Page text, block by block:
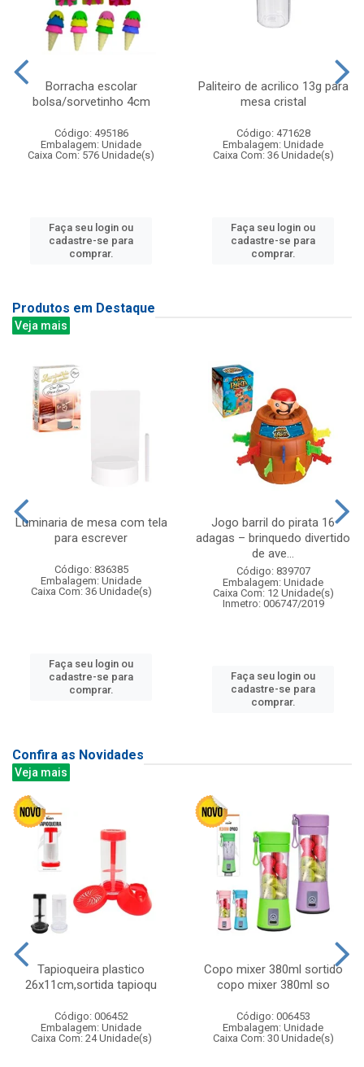
Borracha escolar
bolsa/sorvetinho 4cm
Código: 495186
Embalagem: Unidade
Caixa Com: 576 Unidade(s)
Faça seu login ou
cadastre-se para
comprar.
Paliteiro de acrilico 13g para
mesa cristal
Código: 471628
Embalagem: Unidade
Caixa Com: 36 Unidade(s)
Faça seu login ou
cadastre-se para
comprar.
Produtos em Destaque
Veja mais
Luminaria de mesa com tela
para escrever
Código: 836385
Embalagem: Unidade
Caixa Com: 36 Unidade(s)
Faça seu login ou
cadastre-se para
comprar.
Jogo barril do pirata 16
adagas – brinquedo divertido
de ave...
Código: 839707
Embalagem: Unidade
Caixa Com: 12 Unidade(s)
Inmetro: 006747/2019
Faça seu login ou
cadastre-se para
comprar.
Confira as Novidades
Veja mais
Tapioqueira plastico
26x11cm,sortida tapioqu
Código: 006452
Embalagem: Unidade
Caixa Com: 24 Unidade(s)
Copo mixer 380ml sortido
copo mixer 380ml so
Código: 006453
Embalagem: Unidade
Caixa Com: 30 Unidade(s)